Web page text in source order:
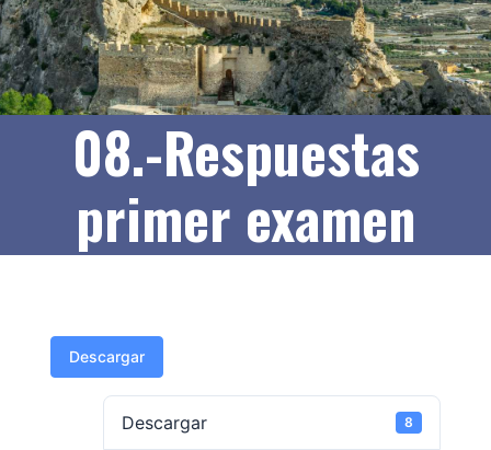
08.-Respuestas
primer examen
Descargar
Descargar 8